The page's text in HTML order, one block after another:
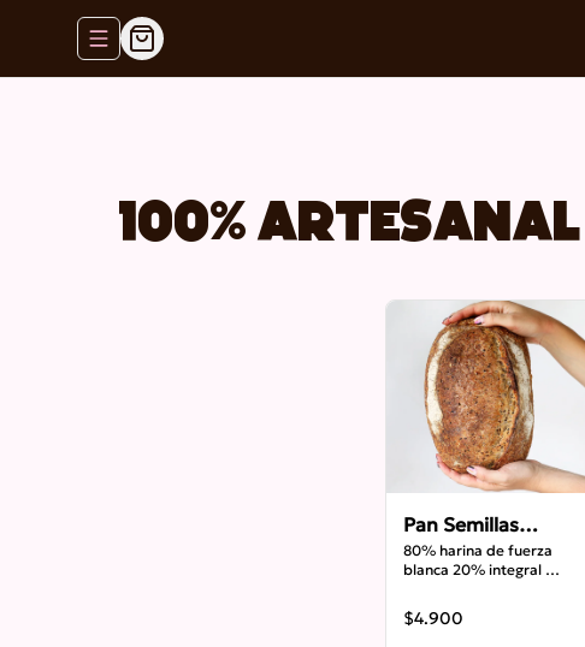
Abrir menu de navegación
100%
Pan Semillas
Hogaza
80% harina de fuerza
blanca 20% integral
chía, sésamo negro, masa
madre y sal.
$4.900